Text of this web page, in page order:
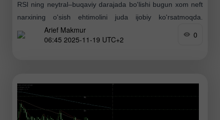
RSI ning neytral–buqaviy darajada bo'lishi bugun xom neft
narxining o'sish ehtimolini juda ijobiy ko'rsatmoqda.
Qarshilik 2: 61.91 Qarshilik 1: 61.29 Pivot: 60.30 Qo'llab-
quvvatlov
Arief Makmur
06:45 2025-11-19 UTC+2
0